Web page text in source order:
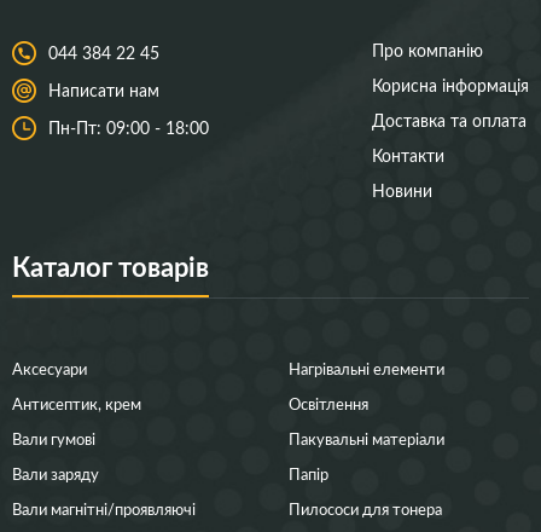
044 384 22 45
Написати нам
Пн-Пт: 09:00 - 18:00
Про компанію
Корисна інформація
Доставка та оплата
Контакти
Новини
Каталог товарів
Аксесуари
Антисептик, крем
Вали гумові
Вали заряду
Вали магнітні/проявляючі
Нагрівальні елементи
Освітлення
Пакувальні матеріали
Папір
Пилососи для тонера